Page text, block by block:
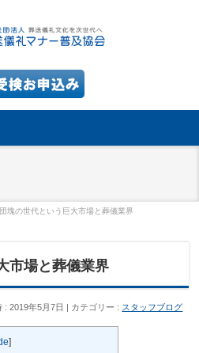
団塊の世代という巨大市場と葬儀業界
市場と葬儀業界
: 2019年5月7日 カテゴリー : スタッフブログ
]